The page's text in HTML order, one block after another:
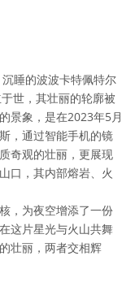
睡的波波卡特佩特尔
世，其壮丽的轮廓被
景象，是在2023年5月
，通过智能手机的镜
奇观的壮丽，更展现
口，其内部熔岩、火
，为夜空增添了一份
这片星光与火山共舞
壮丽，两者交相辉